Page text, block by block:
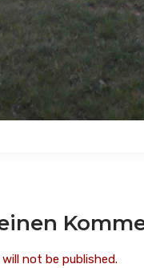
will not be published.